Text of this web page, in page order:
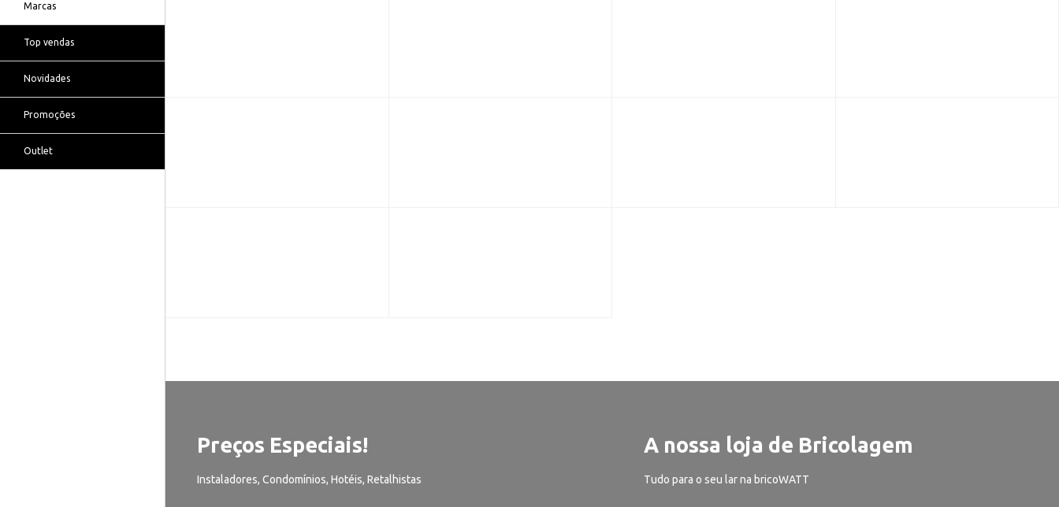
Marcas
Top vendas
Novidades
Promoções
Outlet
Preços Especiais!
Instaladores, Condomínios, Hotéis, Retalhistas
A nossa loja de Bricolagem
Tudo para o seu lar na bricoWATT